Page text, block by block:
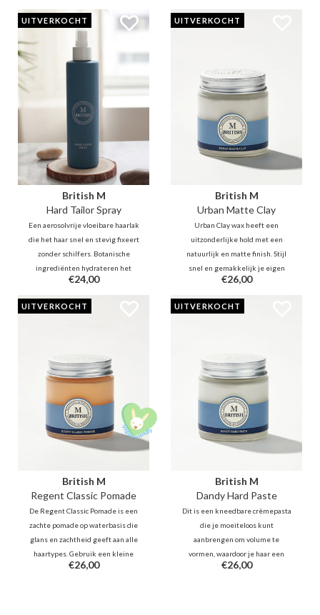
UITVERKOCHT
British M
Hard Tailor Spray
Een aerosolvrije vloeibare haarlak
die het haar snel en stevig fixeert
zonder schilfers. Botanische
ingrediënten hydrateren het
haar en geven het een
de warme zomerdagen, maar ook
€24,00
UITVERKOCHT
British M
Urban Matte Clay
Urban Clay wax heeft een
uitzonderlijke hold met een
natuurlijk en matte finish. Stijl
snel en gemakkelijk je eigen
unieke kapsel met deze zachte
een klassieke, moderne en retro
€26,00
UITVERKOCHT
British M
Regent Classic Pomade
De Regent Classic Pomade is een
zachte pomade op waterbasis die
glans en zachtheid geeft aan alle
haartypes. Gebruik een kleine
hoeveelheid om de losse haartjes
€26,00
UITVERKOCHT
British M
Dandy Hard Paste
Dit is een kneedbare crèmepasta
die je moeiteloos kunt
aanbrengen om volume te
vormen, waardoor je haar een
natuurlijke, getextureerde look
€26,00